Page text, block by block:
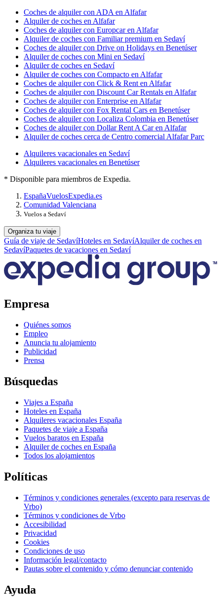
Coches de alquiler con ADA en Alfafar
Alquiler de coches en Alfafar
Coches de alquiler con Europcar en Alfafar
Alquiler de coches con Familiar premium en Sedaví
Coches de alquiler con Drive on Holidays en Benetúser
Alquiler de coches con Mini en Sedaví
Alquiler de coches en Sedaví
Alquiler de coches con Compacto en Alfafar
Coches de alquiler con Click & Rent en Alfafar
Coches de alquiler con Discount Car Rentals en Alfafar
Coches de alquiler con Enterprise en Alfafar
Coches de alquiler con Fox Rental Cars en Benetúser
Coches de alquiler con Localiza Colombia en Benetúser
Coches de alquiler con Dollar Rent A Car en Alfafar
Alquiler de coches cerca de Centro comercial Alfafar Parc
Alquileres vacacionales en Sedaví
Alquileres vacacionales en Benetúser
* Disponible para miembros de Expedia.
EspañaVuelosExpedia.es
Comunidad Valenciana
Vuelos a Sedaví
Organiza tu viaje
Guía de viaje de SedavíHoteles en SedavíAlquiler de coches en
SedavíPaquetes de vacaciones en Sedaví
Empresa
Quiénes somos
Empleo
Anuncia tu alojamiento
Publicidad
Prensa
Búsquedas
Viajes a España
Hoteles en España
Alquileres vacacionales España
Paquetes de viaje a España
Vuelos baratos en España
Alquiler de coches en España
Todos los alojamientos
Políticas
Términos y condiciones generales (excepto para reservas de
Vrbo)
Términos y condiciones de Vrbo
Accesibilidad
Privacidad
Cookies
Condiciones de uso
Información legal/contacto
Pautas sobre el contenido y cómo denunciar contenido
Ayuda